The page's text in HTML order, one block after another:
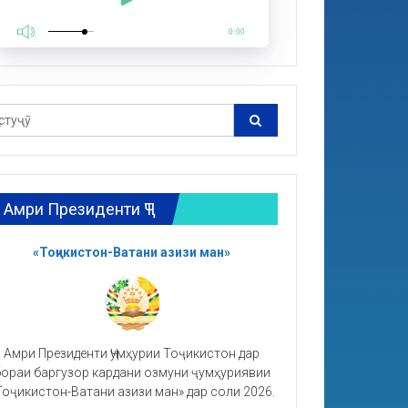
0:00
Амри Президенти ҶТ
«Тоҷикистон-Ватани азизи ман»
Амри Президенти Ҷумҳурии Тоҷикистон дар
баргузор кардани озмуни ҷумҳуриявии
Ватани азизи ман» дар соли 2026.